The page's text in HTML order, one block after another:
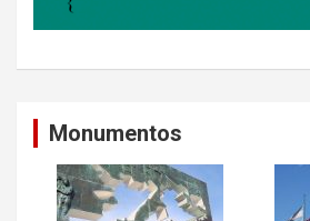
Monumentos